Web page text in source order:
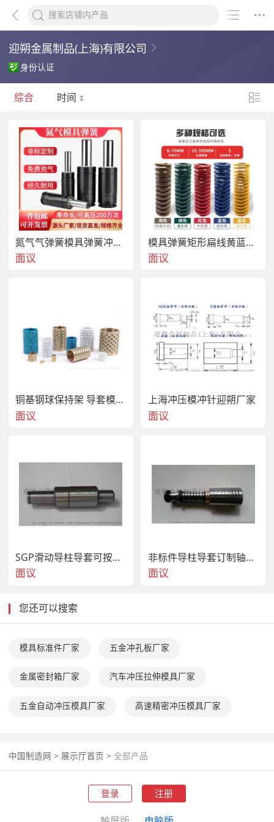
迎朔金属制品(上海)有限公司
身份认证
综合 时间
氮气气弹簧模具弹簧冲压弹簧氮气缸模具弹簧
面议
模具弹簧矩形扁线黄蓝红绿棕浅色绿紫白橙
面议
铜基钢球保持架 导套模架导套滚珠导套衬套铜套
面议
上海冲压模冲针迎朔厂家
面议
SGP滑动导柱导套可按图加工生产
面议
非标件导柱导套订制轴承钢材料TRP外导柱组件
面议
您还可以搜索
模具标准件厂家 五金冲孔板厂家
金属密封箱厂家 汽车冲压拉伸模具厂家
五金自动冲压模具厂家 高速精密冲压模具厂家
中国制造网 > 展示厅首页 > 全部产品
登录 注册